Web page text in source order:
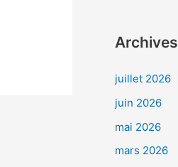
Archives
juillet 2026
juin 2026
mai 2026
mars 2026